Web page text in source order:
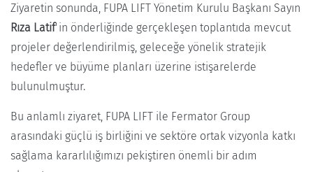
Ziyaretin sonunda, FUPA LIFT Yönetim Kurulu Başkanı Sayın
Rıza Latif'in önderliğinde gerçekleşen toplantıda mevcut
projeler değerlendirilmiş, geleceğe yönelik stratejik
hedefler ve büyüme planları üzerine istişarelerde
bulunulmuştur.
Bu anlamlı ziyaret, FUPA LIFT ile Fermator Group
arasındaki güçlü iş birliğini ve sektöre ortak vizyonla katkı
sağlama kararlılığımızı pekiştiren önemli bir adım